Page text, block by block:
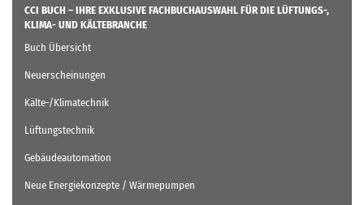
CCI BUCH – IHRE EXKLUSIVE FACHBUCHAUSWAHL FÜR DIE LÜFTUNGS-,
KLIMA- UND KÄLTEBRANCHE
Buch Übersicht
Neuerscheinungen
Kälte-/Klimatechnik
Lüftungstechnik
Gebäudeautomation
Neue Energiekonzepte / Wärmepumpen